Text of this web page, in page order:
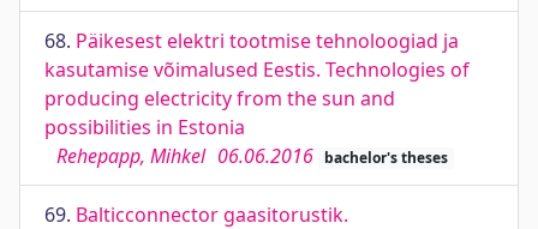
68. Päikesest elektri tootmise tehnoloogiad ja
kasutamise võimalused Eestis. Technologies of
producing electricity from the sun and
possibilities in Estonia
Rehepapp, Mihkel 06.06.2016 bachelor's theses
69. Balticconnector gaasitorustik.